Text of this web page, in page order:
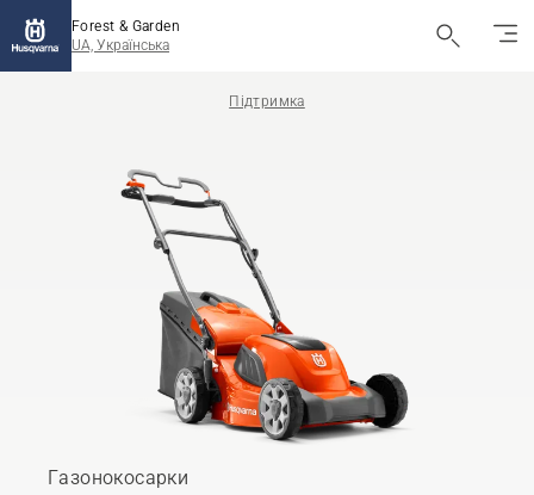
Forest & Garden
UA, Українська
Підтримка
Газонокосарки